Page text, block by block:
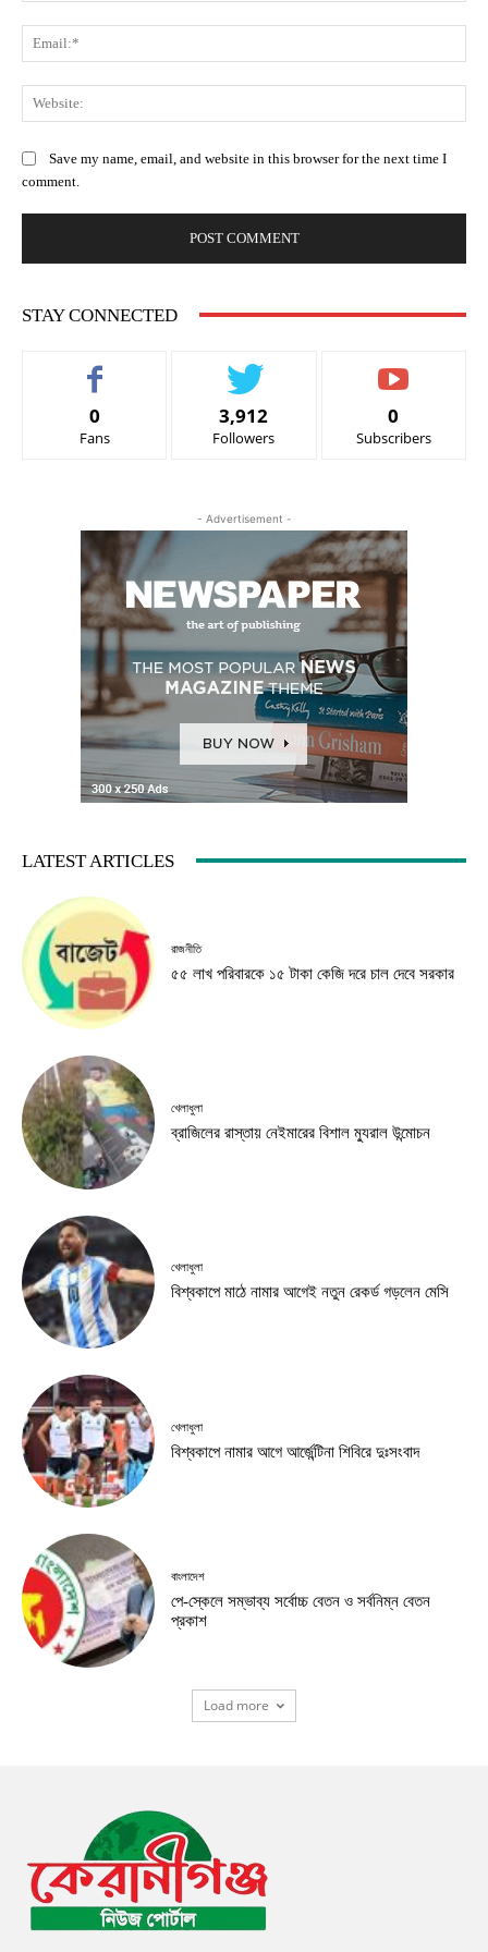
Save my name, email, and website in this browser for the next time I
comment.
STAY CONNECTED
0
Fans
3,912
Followers
0
Subscribers
- Advertisement -
LATEST ARTICLES
রাজনীতি
৫৫ লাখ পরিবারকে ১৫ টাকা কেজি দরে চাল দেবে সরকার
খেলাধুলা
ব্রাজিলের রাস্তায় নেইমারের বিশাল ম্যুরাল উন্মোচন
খেলাধুলা
বিশ্বকাপে মাঠে নামার আগেই নতুন রেকর্ড গড়লেন মেসি
খেলাধুলা
বিশ্বকাপে নামার আগে আর্জেন্টিনা শিবিরে দুঃসংবাদ
বাংলাদেশ
পে-স্কেলে সম্ভাব্য সর্বোচ্চ বেতন ও সর্বনিম্ন বেতন
প্রকাশ
Load more